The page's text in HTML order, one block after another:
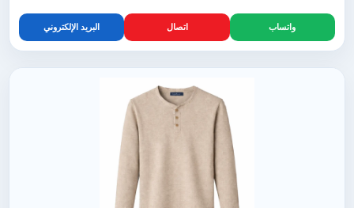
واتساب اتصال البريد الإلكتروني